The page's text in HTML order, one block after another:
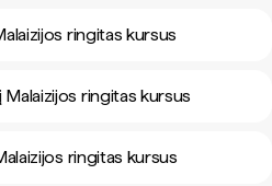
ringitas kursus
ringitas kursus
ringitas kursus